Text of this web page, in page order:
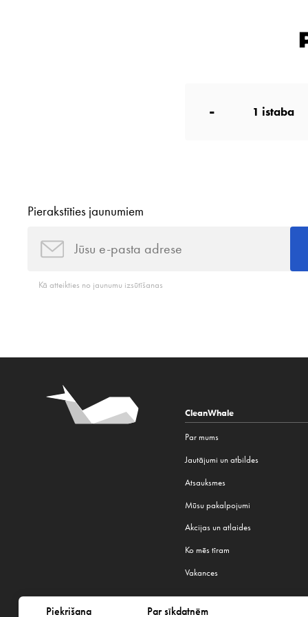
Piekrišana Par sīkdatnēm
- 1 istaba
Pierakstīties jaunumiem
Kā atteikties no jaunumu izsūtīšanas
CleanWhale
Par mums
Jautājumi un atbildes
Atsauksmes
Mūsu pakalpojumi
Akcijas un atlaides
Ko mēs tīram
Vakances